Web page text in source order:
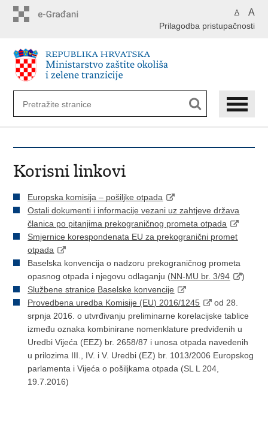
A A
Prilagodba pristupačnosti
Korisni linkovi
Europska komisija – pošiljke otpada
Ostali dokumenti i informacije vezani uz zahtjeve država
članica po pitanjima prekograničnog prometa otpada
Smjernice korespondenata EU za prekogranični promet
otpada
Baselska konvencija o nadzoru prekograničnog prometa
opasnog otpada i njegovu odlaganju (NN-MU br. 3/94
)
Službene stranice Baselske konvencije
Provedbena uredba Komisije (EU) 2016/1245
od 28.
srpnja 2016. o utvrđivanju preliminarne korelacijske tablice
između oznaka kombinirane nomenklature predviđenih u
Uredbi Vijeća (EEZ) br. 2658/87 i unosa otpada navedenih
u prilozima III., IV. i V. Uredbi (EZ) br. 1013/2006 Europskog
parlamenta i Vijeća o pošiljkama otpada (SL L 204,
19.7.2016)